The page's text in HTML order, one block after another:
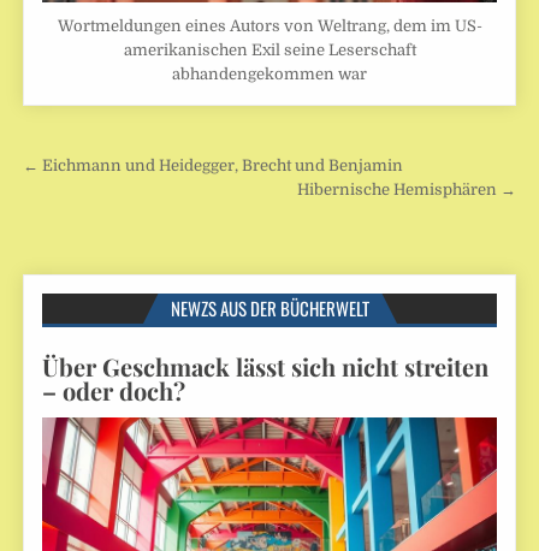
Wortmeldungen eines Autors von Weltrang, dem im US-
amerikanischen Exil seine Leserschaft
abhandengekommen war
Beitragsnavigation
← Eichmann und Heidegger, Brecht und Benjamin
Hibernische Hemisphären →
NEWZS AUS DER BÜCHERWELT
Über Geschmack lässt sich nicht streiten
– oder doch?